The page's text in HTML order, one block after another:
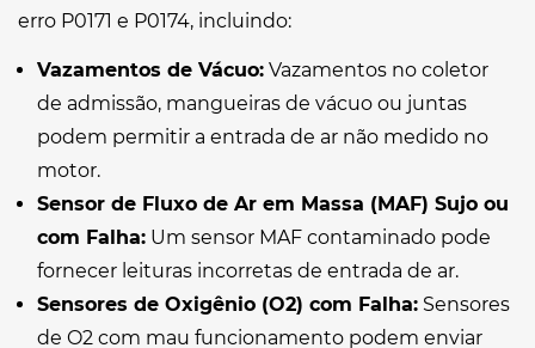
erro P0171 e P0174, incluindo:
Vazamentos de Vácuo: Vazamentos no coletor
de admissão, mangueiras de vácuo ou juntas
podem permitir a entrada de ar não medido no
motor.
Sensor de Fluxo de Ar em Massa (MAF) Sujo ou
com Falha: Um sensor MAF contaminado pode
fornecer leituras incorretas de entrada de ar.
Sensores de Oxigênio (O2) com Falha: Sensores
de O2 com mau funcionamento podem enviar